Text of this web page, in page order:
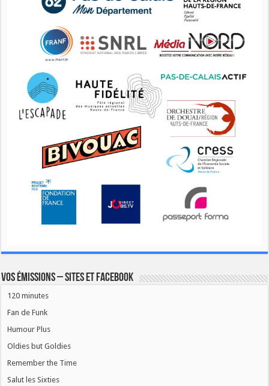
Vos émissions – Sites et Facebook
120 minutes
Fan de Funk
Humour Plus
Oldies but Goldies
Remember the Time
Salut les Sixties